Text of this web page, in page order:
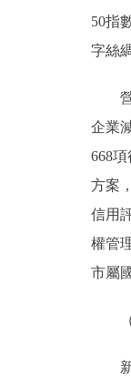
50指
字絲
營
企業
668
方案
信用
權管
市屬
（
新